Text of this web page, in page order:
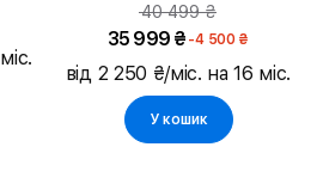
40 499 ₴
35 999 ₴ -4 500 ₴
від 2 250 ₴/міс. на 16 міс.
У кошик